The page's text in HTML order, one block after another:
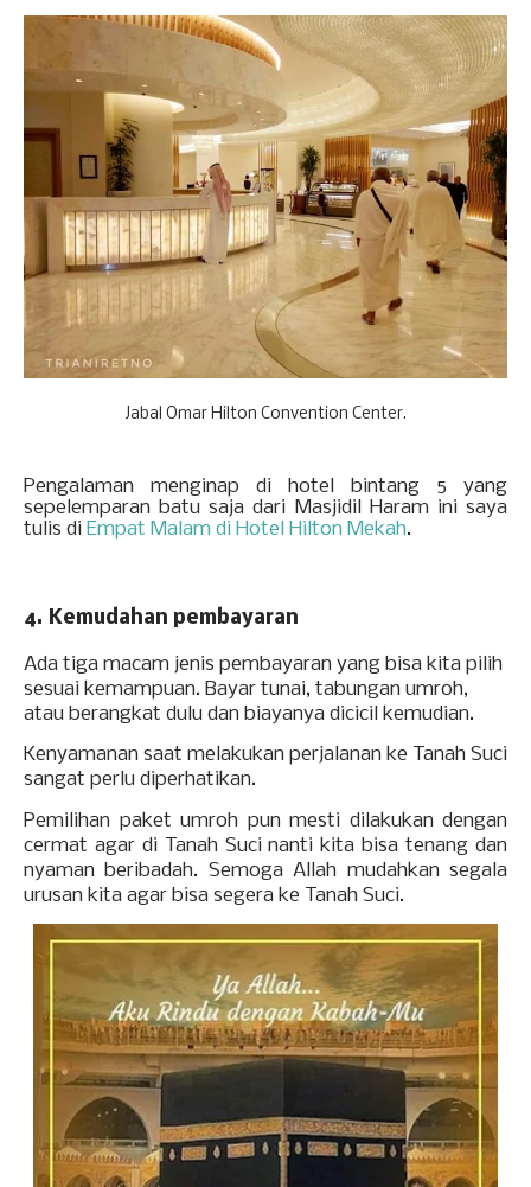
Jabal Omar Hilton Convention Center.
Pengalaman menginap di hotel bintang 5 yang
sepelemparan batu saja dari Masjidil Haram ini saya
tulis di Empat Malam di Hotel Hilton Mekah.
4. Kemudahan pembayaran
Ada tiga macam jenis pembayaran yang bisa kita pilih
sesuai kemampuan. Bayar tunai, tabungan umroh,
atau berangkat dulu dan biayanya dicicil kemudian.
Kenyamanan saat melakukan perjalanan ke Tanah Suci
sangat perlu diperhatikan.
Pemilihan paket umroh pun mesti dilakukan dengan
cermat agar di Tanah Suci nanti kita bisa tenang dan
nyaman beribadah. Semoga Allah mudahkan segala
urusan kita agar bisa segera ke Tanah Suci.